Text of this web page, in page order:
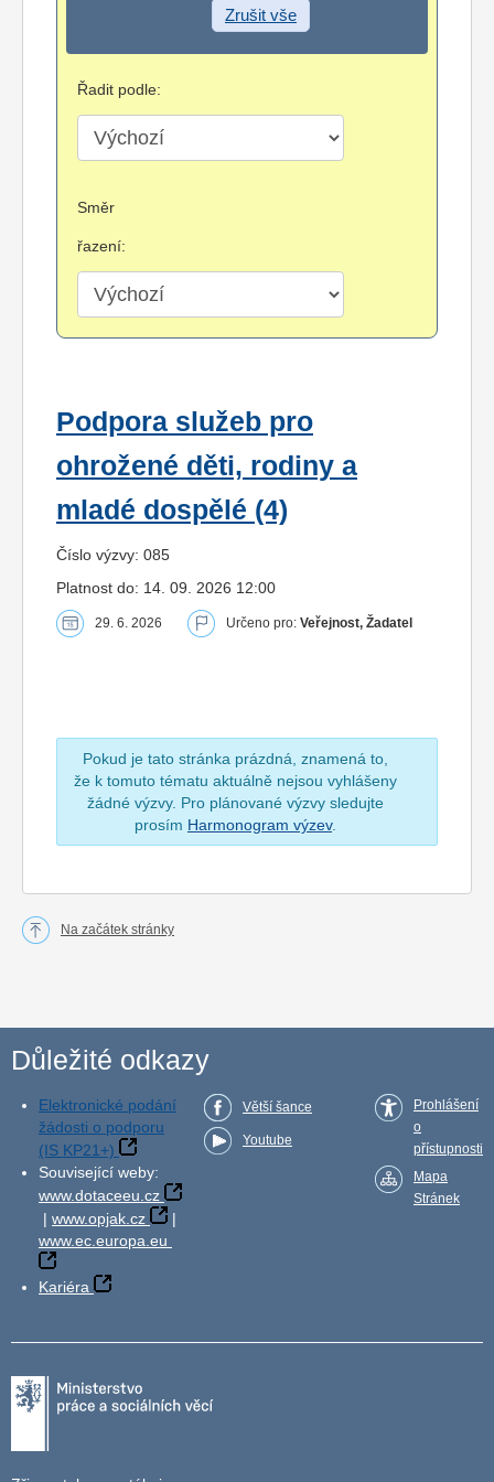
Zrušit vše
Řadit podle:
Směr
řazení:
Podpora služeb pro
ohrožené děti, rodiny a
mladé dospělé (4)
Číslo výzvy: 085
Platnost do: 14. 09. 2026 12:00
29. 6. 2026 Určeno pro: Veřejnost, Žadatel
Pokud je tato stránka prázdná, znamená to,
že k tomuto tématu aktuálně nejsou vyhlášeny
žádné výzvy. Pro plánované výzvy sledujte
prosím Harmonogram výzev.
Na začátek stránky
Důležité odkazy
Elektronické podání
žádosti o podporu
(IS KP21+)
Související weby:
www.dotaceeu.cz
| www.opjak.cz
|
www.ec.europa.eu
Kariéra
Větší šance
Youtube
Prohlášení
o
přístupnosti
Mapa
Stránek